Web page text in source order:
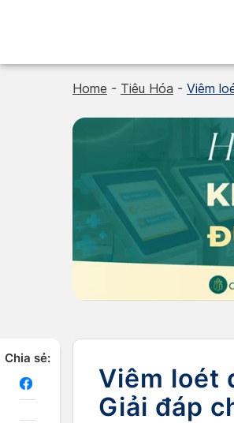
Home - Tiêu Hóa - Viêm
Chia sẻ:
Viêm loét
Giải đáp